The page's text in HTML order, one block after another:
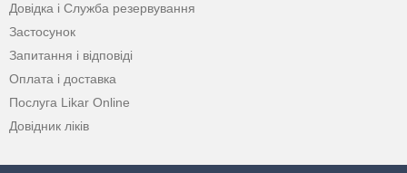
Довідка і Служба резервування
Застосунок
Запитання і відповіді
Оплата і доставка
Послуга Likar Online
Довідник ліків